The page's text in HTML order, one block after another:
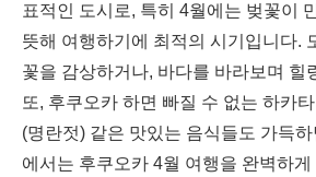
표적인 도시로, 특히 4월에는 벚꽃이
뜻해 여행하기에 최적의 시기입니다.
꽃을 감상하거나, 바다를 바라보며 힐
또, 후쿠오카 하면 빠질 수 없는 하카
(명란젓) 같은 맛있는 음식들도 가득
에서는 후쿠오카 4월 여행을 완벽하